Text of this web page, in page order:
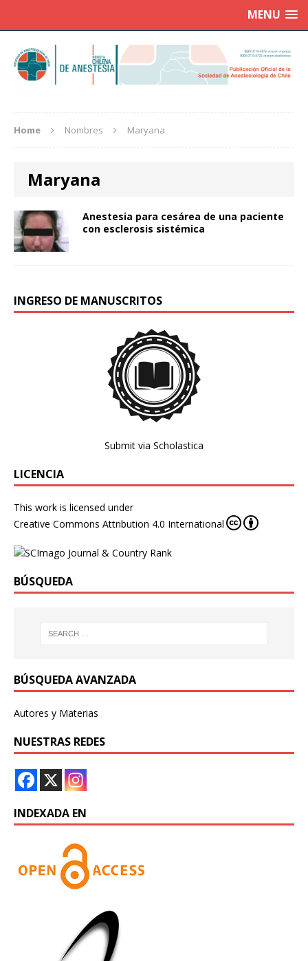
MENU
Home Nombres Maryana
Maryana
Anestesia para cesárea de una paciente
con esclerosis sistémica
INGRESO DE MANUSCRITOS
Submit via Scholastica
LICENCIA
This work is licensed under
Creative Commons Attribution 4.0 International
BÚSQUEDA
BÚSQUEDA AVANZADA
Autores y Materias
NUESTRAS REDES
INDEXADA EN